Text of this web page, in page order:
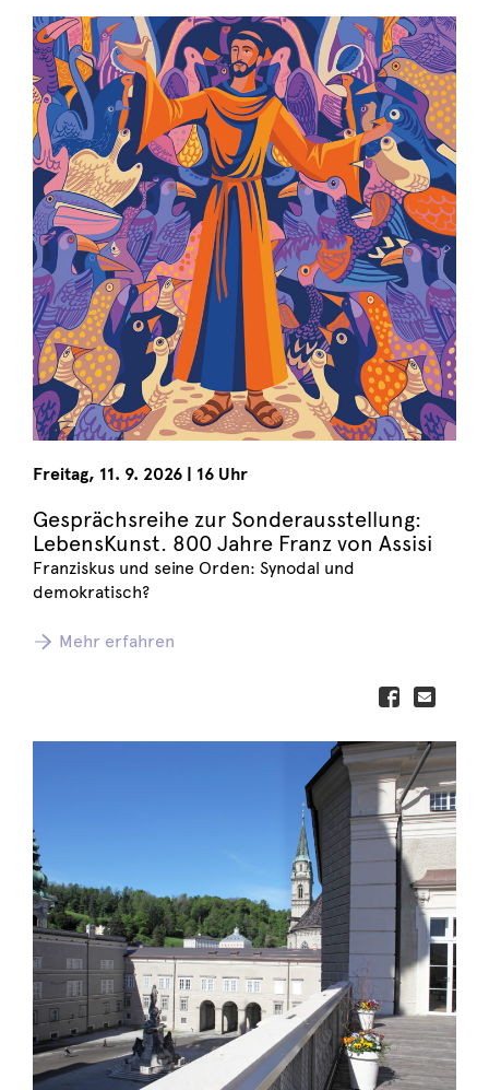
Freitag, 11. 9. 2026 | 16 Uhr
Gesprächsreihe zur Sonderausstellung:
LebensKunst. 800 Jahre Franz von Assisi
Franziskus und seine Orden: Synodal und
demokratisch?
Mehr erfahren